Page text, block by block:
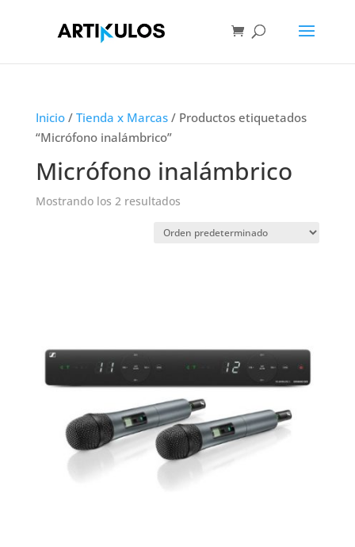
Inicio/ Tienda x Marcas/ Productos etiquetados
“Micrófono inalámbrico”
Micrófono inalámbrico
Mostrando los 2 resultados